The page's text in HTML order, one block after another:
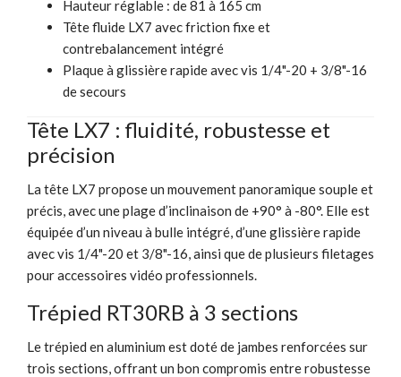
Hauteur réglable : de 81 à 165 cm
Tête fluide LX7 avec friction fixe et
contrebalancement intégré
Plaque à glissière rapide avec vis 1/4"-20 + 3/8"-16
de secours
Tête LX7 : fluidité, robustesse et
précision
La tête LX7 propose un mouvement panoramique souple et
précis, avec une plage d’inclinaison de +90° à -80°. Elle est
équipée d’un niveau à bulle intégré, d’une glissière rapide
avec vis 1/4"-20 et 3/8"-16, ainsi que de plusieurs filetages
pour accessoires vidéo professionnels.
Trépied RT30RB à 3 sections
Le trépied en aluminium est doté de jambes renforcées sur
trois sections, offrant un bon compromis entre robustesse